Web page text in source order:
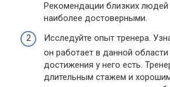
Рекомендации близких людей
наиболее достоверными.
Исследуйте опыт тренера.
он работает в данной области
достижения у него есть.
длительным стажем и